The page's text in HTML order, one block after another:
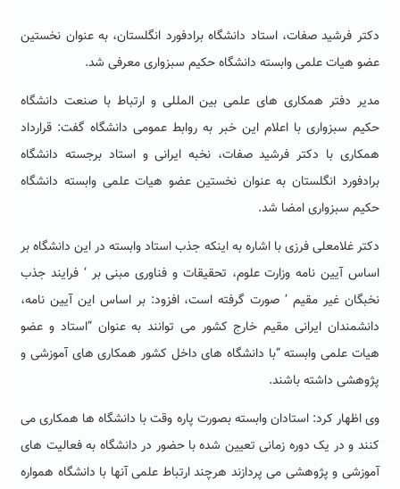
دکتر فرشید صفات، استاد دانشگاه برادفورد انگلستان، به عنوان نخستین
عضو هیات علمی وابسته دانشگاه حکیم سبزواری معرفی شد.
مدیر دفتر همکاری های علمی بین المللی و ارتباط با صنعت دانشگاه
حکیم سبزواری با اعلام این خبر به روابط عمومی دانشگاه گفت: قرارداد
همکاری با دکتر فرشید صفات، نخبه ایرانی و استاد برجسته دانشگاه
برادفورد انگلستان به عنوان نخستین عضو هیات علمی وابسته دانشگاه
حکیم سبزواری امضا شد.
دکتر غلامعلی فرزی با اشاره به اینکه جذب استاد وابسته در این دانشگاه بر
اساس آیین نامه وزارت علوم، تحقیقات و فناوری مبنی بر ‘ فرایند جذب
نخبگان غیر مقیم ‘ صورت گرفته است، افزود: بر اساس این آیین نامه،
دانشمندان ایرانی مقیم خارج کشور می توانند به عنوان “استاد و عضو
هیات علمی وابسته “با دانشگاه های داخل کشور همکاری های آموزشی و
پژوهشی داشته باشند.
وی اظهار کرد: استادان وابسته بصورت پاره وقت با دانشگاه ها همکاری می
کنند و در یک دوره زمانی تعیین شده با حضور در دانشگاه به فعالیت های
آموزشی و پژوهشی می پردازند هرچند ارتباط علمی آنها با دانشگاه همواره